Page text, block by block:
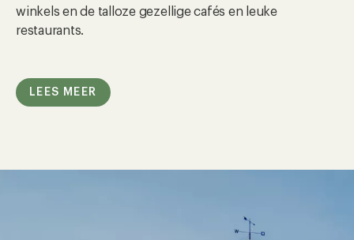
winkels en de talloze gezellige cafés en leuke
restaurants.
LEES MEER